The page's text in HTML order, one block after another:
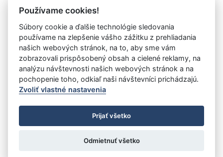
Vystavil:Trenčianska univerzita Alexandra Dubčeka v
Trenčíne
Úrad vlády SR
- Všetky práva vyhradené
Prehlásenie o prístupnosti
Zmluvy do 31.12.2010
Nastavenia cookies
: Aglo Solutions
Používame cookies!
Súbory cookie a ďalšie technológie sledovania
používame na zlepšenie vášho zážitku z prehliadania
našich webových stránok, na to, aby sme vám
zobrazovali prispôsobený obsah a cielené reklamy, na
analýzu návštevnosti našich webových stránok a na
pochopenie toho, odkiaľ naši návštevníci prichádzajú.
Zvoliť vlastné nastavenia
Prijať všetko
Odmietnuť všetko